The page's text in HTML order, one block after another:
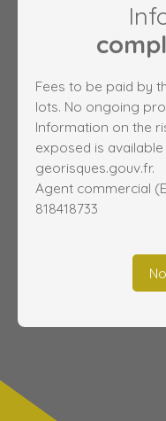
Fees to be paid by
lots. No ongoing
Information on the
exposed is
georisques.gouv.fr.
Agent commercial
818418733